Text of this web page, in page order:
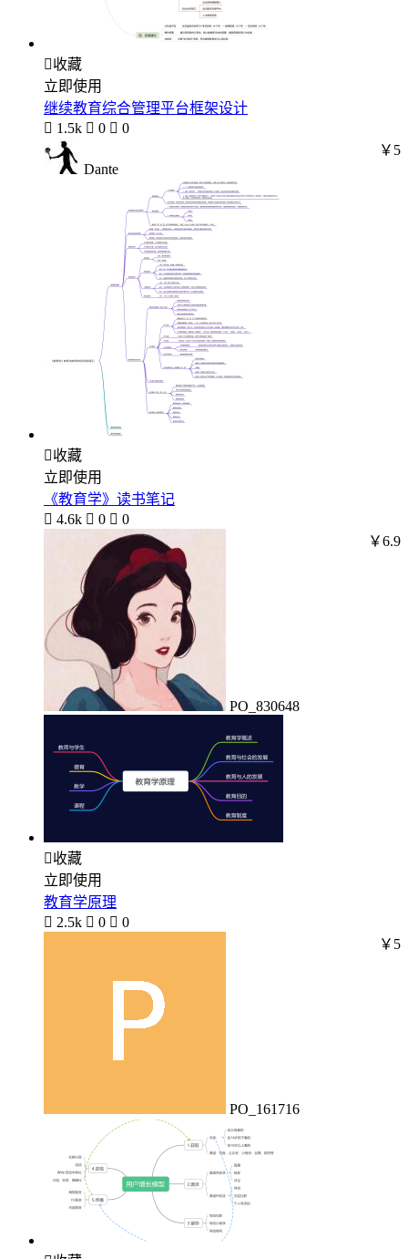
收藏
立即使用
继续教育综合管理平台框架设计
 1.5k  0  0
Dante
￥5
收藏
立即使用
《教育学》读书笔记
 4.6k  0  0
PO_830648
￥6.9
收藏
立即使用
教育学原理
 2.5k  0  0
PO_161716
￥5